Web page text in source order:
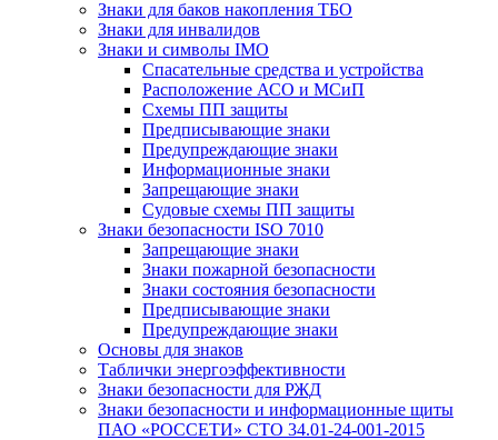
Знаки для баков накопления ТБО
Знаки для инвалидов
Знаки и символы IMO
Спасательные средства и устройства
Расположение АСО и МСиП
Схемы ПП защиты
Предписывающие знаки
Предупреждающие знаки
Информационные знаки
Запрещающие знаки
Судовые схемы ПП защиты
Знаки безопасности ISO 7010
Запрещающие знаки
Знаки пожарной безопасности
Знаки состояния безопасности
Предписывающие знаки
Предупреждающие знаки
Основы для знаков
Таблички энергоэффективности
Знаки безопасности для РЖД
Знаки безопасности и информационные щиты
ПАО «РОССЕТИ» СТО 34.01-24-001-2015